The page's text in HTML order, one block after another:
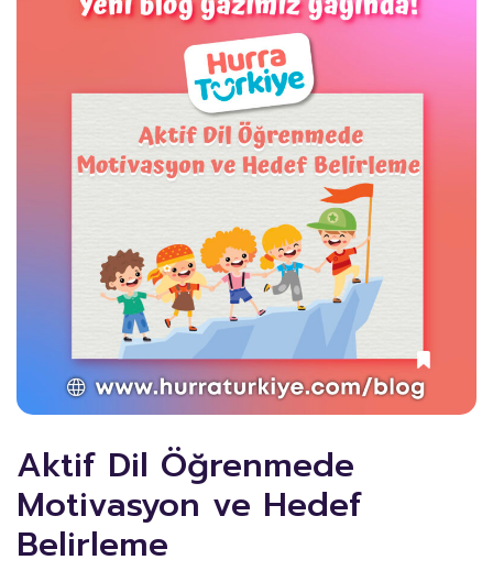
Aktif Dil Öğrenmede
Motivasyon ve Hedef
Belirleme